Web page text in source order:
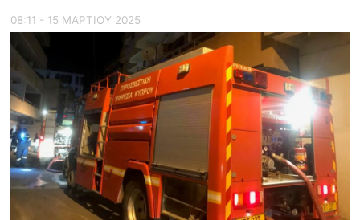
08:11 - 15 ΜΑΡΤΙΟΥ 2025